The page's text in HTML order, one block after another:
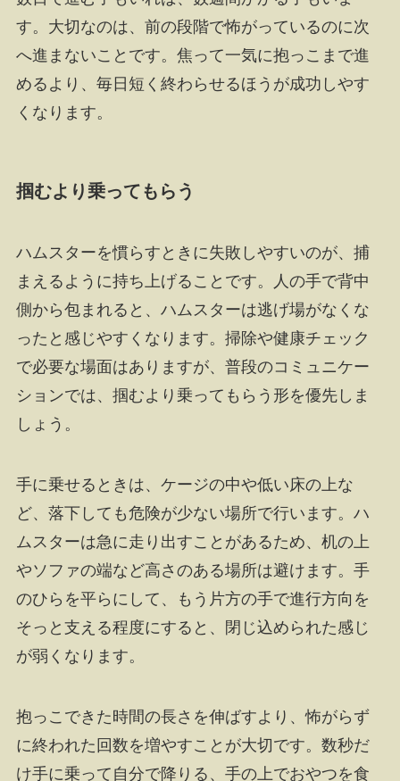
す。大切なのは、前の段階で怖がっているのに次
へ進まないことです。焦って一気に抱っこまで進
めるより、毎日短く終わらせるほうが成功しやす
くなります。
掴むより乗ってもらう
ハムスターを慣らすときに失敗しやすいのが、捕
まえるように持ち上げることです。人の手で背中
側から包まれると、ハムスターは逃げ場がなくな
ったと感じやすくなります。掃除や健康チェック
で必要な場面はありますが、普段のコミュニケー
ションでは、掴むより乗ってもらう形を優先しま
しょう。
手に乗せるときは、ケージの中や低い床の上な
ど、落下しても危険が少ない場所で行います。ハ
ムスターは急に走り出すことがあるため、机の上
やソファの端など高さのある場所は避けます。手
のひらを平らにして、もう片方の手で進行方向を
そっと支える程度にすると、閉じ込められた感じ
が弱くなります。
抱っこできた時間の長さを伸ばすより、怖がらず
に終われた回数を増やすことが大切です。数秒だ
け手に乗って自分で降りる、手の上でおやつを食